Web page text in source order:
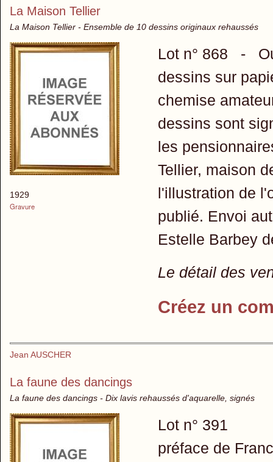
La Maison Tellier
La Maison Tellier - Ensemble de 10 dessins originaux rehaussés
1929
Gravure
Lot n° 868 -
dessins sur
chemise
dessins sont
les
Tellier, maison
l'illustration de
publié. Envoi
Estelle Barbey
Le détail des
Créez un
Jean AUSCHER
La faune des dancings
La faune des dancings - Dix lavis rehaussés d'aquarelle, signés
Lot n° 391
préface de